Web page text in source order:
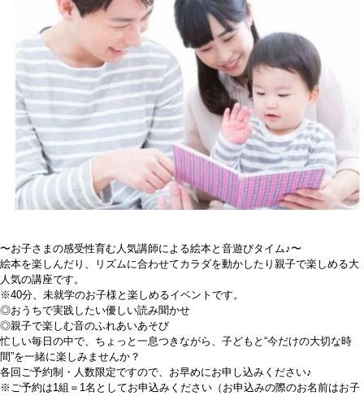
〜お子さまの感受性育む人気講師による絵本と音遊びタイム♪〜
絵本を楽しんだり、リズムに合わせてカラダを動かしたり親子で楽しめる大
人気の講座です。
※40分、未就学のお子様と楽しめるイベントです。
◎おうちで実践したい優しい読み聞かせ
◎親子で楽しむ音のふれあいあそび
忙しい毎日の中で、ちょっと一息つきながら、子どもと“今だけの大切な時
間”を一緒に楽しみませんか？
各回ご予約制・人数限定ですので、お早めにお申し込みください♪
※ご予約は1組＝1名としてお申込みください（お申込みの際のお名前はお子